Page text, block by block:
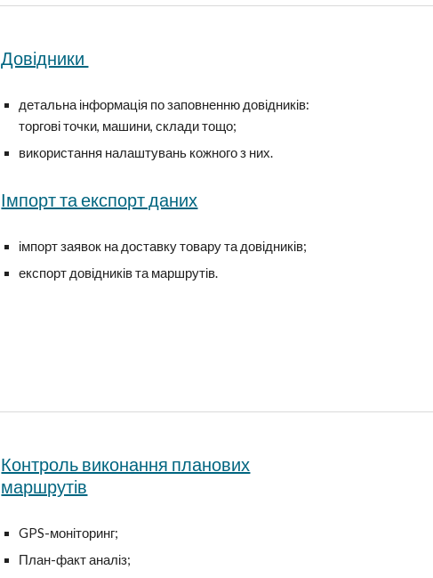
Довідники
детальна інформація по заповненню довідників:
торгові точки, машини, склади тощо;
використання налаштувань кожного з них.
Імпорт та експорт даних
імпорт заявок на доставку товару та довідників;
експорт довідників та маршрутів.
Контроль виконання планових
маршрутів
GPS-моніторинг;
План-факт аналіз;